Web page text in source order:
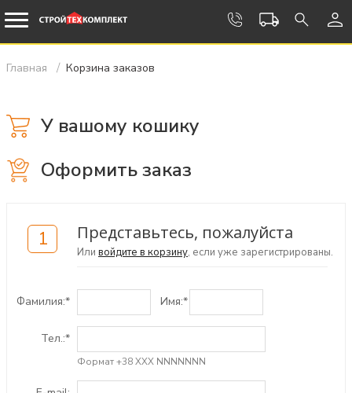
Главная Корзина заказов
У вашому кошику
Оформить заказ
1 Представьтесь, пожалуйста
Или войдите в корзину, если уже зарегистрированы.
Фамилия:* Имя:*
Тел.:*
Формат +38 ХХХ NNNNNNN